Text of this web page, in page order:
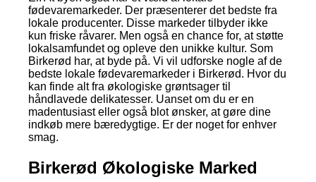
fødevaremarkeder. Der præsenterer det bedste fra
lokale producenter. Disse markeder tilbyder ikke
kun friske råvarer. Men også en chance for, at støtte
lokalsamfundet og opleve den unikke kultur. Som
Birkerød har, at byde på. Vi vil udforske nogle af de
bedste lokale fødevaremarkeder i Birkerød. Hvor du
kan finde alt fra økologiske grøntsager til
håndlavede delikatesser. Uanset om du er en
madentusiast eller også blot ønsker, at gøre dine
indkøb mere bæredygtige. Er der noget for enhver
smag.
Birkerød Økologiske Marked